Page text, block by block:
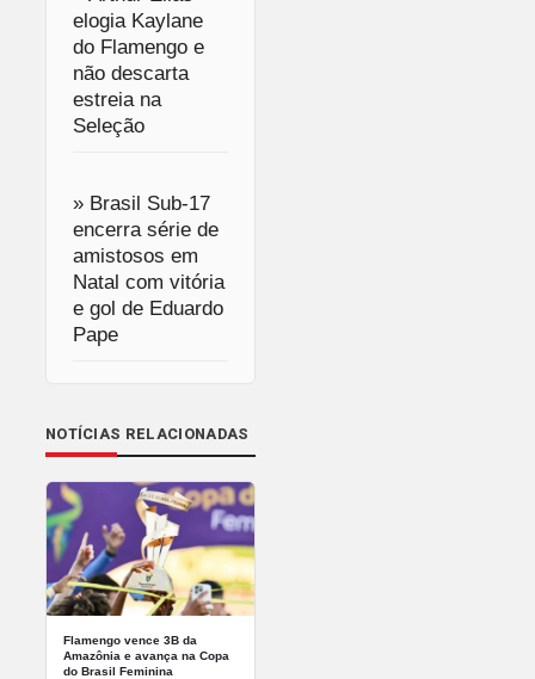
elogia Kaylane
do Flamengo e
não descarta
estreia na
Seleção
» Brasil Sub-17
encerra série de
amistosos em
Natal com vitória
e gol de Eduardo
Pape
NOTÍCIAS RELACIONADAS
Flamengo vence 3B da
Amazônia e avança na Copa
do Brasil Feminina